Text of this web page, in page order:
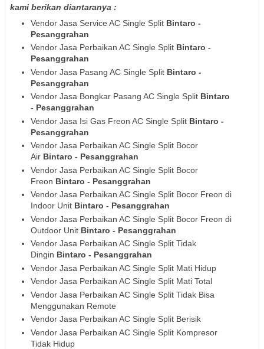
kami berikan diantaranya :
Vendor Jasa Service AC Single Split Bintaro -
Pesanggrahan
Vendor Jasa Perbaikan AC Single Split Bintaro -
Pesanggrahan
Vendor Jasa Pasang AC Single Split Bintaro -
Pesanggrahan
Vendor Jasa Bongkar Pasang AC Single Split Bintaro
- Pesanggrahan
Vendor Jasa Isi Gas Freon AC Single Split Bintaro -
Pesanggrahan
Vendor Jasa Perbaikan AC Single Split Bocor
Air Bintaro - Pesanggrahan
Vendor Jasa Perbaikan AC Single Split Bocor
Freon Bintaro - Pesanggrahan
Vendor Jasa Perbaikan AC Single Split Bocor Freon di
Indoor Unit Bintaro - Pesanggrahan
Vendor Jasa Perbaikan AC Single Split Bocor Freon di
Outdoor Unit Bintaro - Pesanggrahan
Vendor Jasa Perbaikan AC Single Split Tidak
Dingin Bintaro - Pesanggrahan
Vendor Jasa Perbaikan AC Single Split Mati Hidup
Vendor Jasa Perbaikan AC Single Split Mati Total
Vendor Jasa Perbaikan AC Single Split Tidak Bisa
Menggunakan Remote
Vendor Jasa Perbaikan AC Single Split Berisik
Vendor Jasa Perbaikan AC Single Split Kompresor
Tidak Hidup